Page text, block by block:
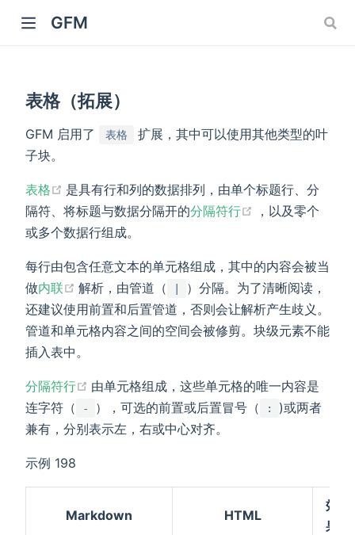
GFM
表格（拓展）
GFM 启用了 表格
扩展，其中可以使用其他类型的叶
子块。
表格 (opens new window)
是具有行和列的数据排列，由单个标题行、分
隔符、将标题与数据分隔开的分隔符行 (opens new
，以及零个
或多个数据行组成。
每行由包含任意文本的单元格组成，其中的内容会被当
做内联 (opens new window)
解析，由管道（ |
）分隔。为了清晰阅读，
还建议使用前置和后置管道，否则会让解析产生歧义。
管道和单元格内容之间的空间会被修剪。块级元素不能
插入表中。
分隔符行 (opens new window)
由单元格组成，这些单元格的唯一内容是
连字符（
- ），可选的前置或后置冒号（ :
)或两者
兼有，分别表示左，右或中心对齐。
示例 198
Markdown HTML
效
果